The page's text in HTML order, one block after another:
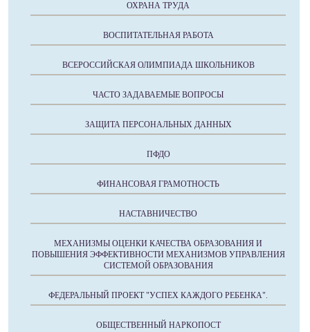
ОХРАНА ТРУДА
ВОСПИТАТЕЛЬНАЯ РАБОТА
ВСЕРОССИЙСКАЯ ОЛИМПИАДА ШКОЛЬНИКОВ
ЧАСТО ЗАДАВАЕМЫЕ ВОПРОСЫ
ЗАЩИТА ПЕРСОНАЛЬНЫХ ДАННЫХ
ПФДО
ФИНАНСОВАЯ ГРАМОТНОСТЬ
НАСТАВНИЧЕСТВО
МЕХАНИЗМЫ ОЦЕНКИ КАЧЕСТВА ОБРАЗОВАНИЯ И
ПОВЫШЕНИЯ ЭФФЕКТИВНОСТИ МЕХАНИЗМОВ УПРАВЛЕНИЯ
СИСТЕМОЙ ОБРАЗОВАНИЯ
ФЕДЕРАЛЬНЫЙ ПРОЕКТ "УСПЕХ КАЖДОГО РЕБЕНКА".
ОБЩЕСТВЕННЫЙ НАРКОПОСТ